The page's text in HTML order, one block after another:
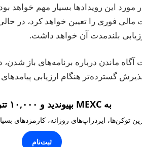
مورد این رویدادها بسیار مهم خواهد
مالی فوری را تعیین خواهد کرد، در
بلندمدت آن خواهد داشت.
ماندن درباره برنامه‌های باز شدن،
گسترده‌تر هنگام ارزیابی
به MEXC بپیوندید و ۱۰,۰۰۰ تتر بگیرید
توکن‌ها، ایردراپ‌های روزانه، کارمزدهای
ثبت‌نام